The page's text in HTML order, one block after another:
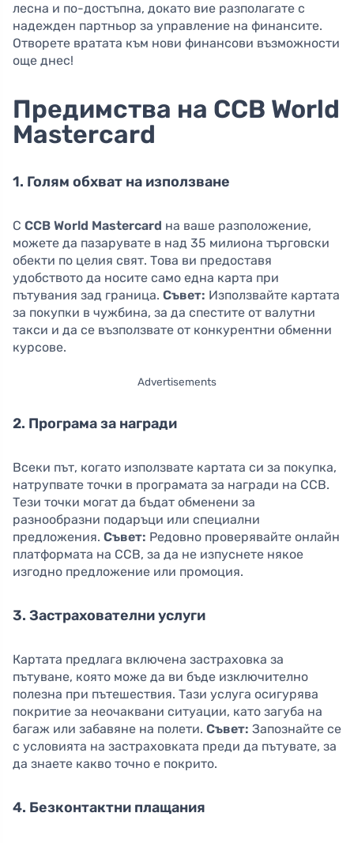
лесна и по-достъпна, докато вие разполагате с
надежден партньор за управление на финансите.
Отворете вратата към нови финансови възможности
още днес!
Предимства на CCB World
Mastercard
1. Голям обхват на използване
С CCB World Mastercard на ваше разположение,
можете да пазарувате в над 35 милиона търговски
обекти по целия свят. Това ви предоставя
удобството да носите само една карта при
пътувания зад граница. Съвет: Използвайте картата
за покупки в чужбина, за да спестите от валутни
такси и да се възползвате от конкурентни обменни
курсове.
Advertisements
2. Програма за награди
Всеки път, когато използвате картата си за покупка,
натрупвате точки в програмата за награди на CCB.
Тези точки могат да бъдат обменени за
разнообразни подаръци или специални
предложения. Съвет: Редовно проверявайте онлайн
платформата на CCB, за да не изпуснете някое
изгодно предложение или промоция.
3. Застрахователни услуги
Картата предлага включена застраховка за
пътуване, която може да ви бъде изключително
полезна при пътешествия. Тази услуга осигурява
покритие за неочаквани ситуации, като загуба на
багаж или забавяне на полети. Съвет: Запознайте се
с условията на застраховката преди да пътувате, за
да знаете какво точно е покрито.
4. Безконтактни плащания